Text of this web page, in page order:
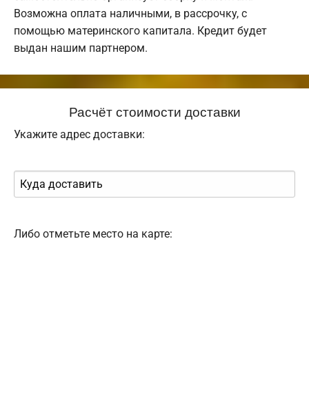
Возможна оплата наличными, в рассрочку, с
помощью материнского капитала. Кредит будет
выдан нашим партнером.
Расчёт стоимости доставки
Укажите адрес доставки:
Либо отметьте место на карте: